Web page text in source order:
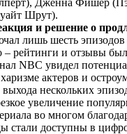
Дженна Фишер
Шрут).
и решение о
лишь шесть
– рейтинги и отзывы
NBC увидел
харизме актеров и
нескольких
увеличение
во многом
стали доступны в